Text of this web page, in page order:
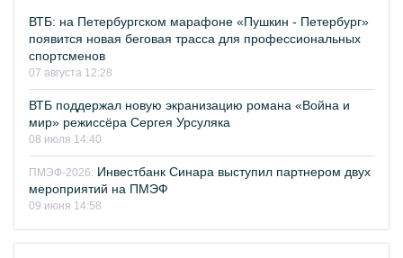
ВТБ: на Петербургском марафоне «Пушкин - Петербург»
появится новая беговая трасса для профессиональных
спортсменов
07 августа 12:28
ВТБ поддержал новую экранизацию романа «Война и
мир» режиссёра Сергея Урсуляка
08 июля 14:40
ПМЭФ-2026: Инвестбанк Синара выступил партнером двух
мероприятий на ПМЭФ
09 июня 14:58